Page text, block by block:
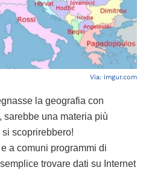
Via: imgur.com
la geografia con
una materia più
scoprirebbero!
a comuni programmi di
trovare dati su Internet